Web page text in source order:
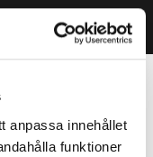
anpassa innehållet
funktioner